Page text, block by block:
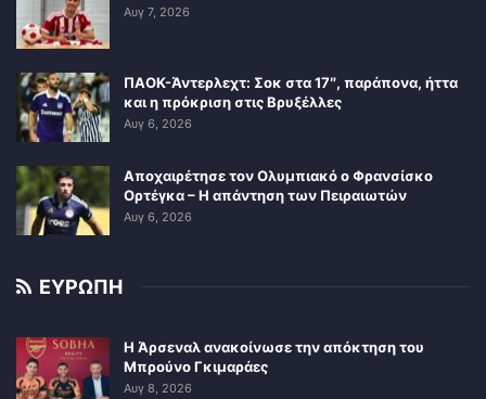
Αυγ 7, 2026
ΠΑΟΚ-Άντερλεχτ: Σοκ στα 17″, παράπονα, ήττα
και η πρόκριση στις Βρυξέλλες
Αυγ 6, 2026
Αποχαιρέτησε τον Ολυμπιακό ο Φρανσίσκο
Ορτέγκα – Η απάντηση των Πειραιωτών
Αυγ 6, 2026
ΕΥΡΩΠΗ
Η Άρσεναλ ανακοίνωσε την απόκτηση του
Μπρούνο Γκιμαράες
Αυγ 8, 2026